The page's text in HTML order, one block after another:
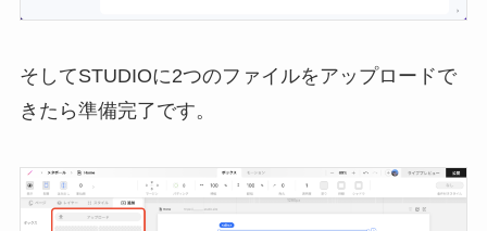
そしてSTUDIOに2つのファイルをアップロードで
きたら準備完了です。